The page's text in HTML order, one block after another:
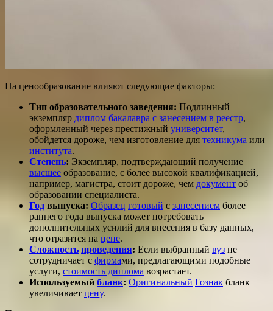
На ценообразование влияют следующие факторы:
Тип образовательного заведения: Подлинный
экземпляр диплом бакалавра с занесением в реестр,
оформленный через престижный университет,
обойдется дороже, чем изготовление для техникума или
института.
Степень: Экземпляр, подтверждающий получение
высшее образование, с более высокой квалификацией,
например, магистра, стоит дороже, чем документ об
образовании специалиста.
Год выпуска: Образец готовый с занесением более
раннего года выпуска может потребовать
дополнительных усилий для внесения в базу данных,
что отразится на цене.
Сложность проведения: Если выбранный вуз не
сотрудничает с фирмами, предлагающими подобные
услуги, стоимость диплома возрастает.
Используемый бланк: Оригинальный Гознак бланк
увеличивает цену.